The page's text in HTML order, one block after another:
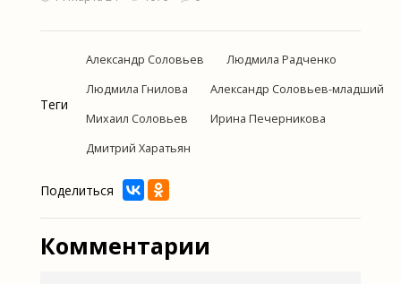
Теги
Александр Соловьев
Людмила Радченко
Людмила Гнилова
Александр Соловьев-младший
Михаил Соловьев
Ирина Печерникова
Дмитрий Харатьян
Поделиться
Комментарии